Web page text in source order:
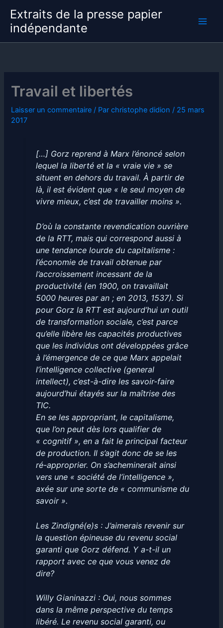
contenu
Extraits de la presse papier
indépendante
Travail et libertés
Laisser un commentaire / Parchristophe didion / 25 mars
2017
[…] Gorz reprend à Marx l’énoncé selon
lequel la liberté et la « vraie vie » se
situent en dehors du travail. À partir de
là, il est évident que « le seul moyen de
vivre mieux, c’est de travailler moins ».
D’où la constante revendication ouvrière
de la RTT, mais qui correspond aussi à
une tendance lourde du capitalisme :
l’économie de travail obtenue par
l’accroissement incessant de la
productivité (en 1900, on travaillait
5000 heures par an ; en 2013, 1537). Si
pour Gorz la RTT est aujourd’hui un outil
de transformation sociale, c’est parce
qu’elle libère les capacités productives
que les individus ont développées grâce
à l’émergence de ce que Marx appelait
l’intelligence collective (general
intellect), c’est-à-dire les savoir-faire
aujourd’hui étayés sur la maîtrise des
TIC.
En se les appropriant, le capitalisme,
que l’on peut dès lors qualifier de
« cognitif », en a fait le principal facteur
de production. Il s’agit donc de se les
ré-approprier. On s’acheminerait ainsi
vers une « société de l’intelligence »,
axée sur une sorte de « communisme du
savoir ».
Les Zindigné(e)s : J’aimerais revenir sur
la question épineuse du revenu social
garanti que Gorz défend. Y a-t-il un
rapport avec ce que vous venez de
dire?
Willy Gianinazzi : Oui, nous sommes
dans la même perspective du temps
libéré. Le revenu social garanti, ou